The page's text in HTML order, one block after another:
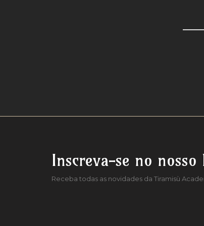
Inscreva-se no
Receba todas as novidades da Tiramisù